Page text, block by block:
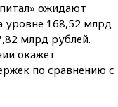
ожидают
уровне 168,52 млрд
млрд рублей.
окажет
по сравнению с